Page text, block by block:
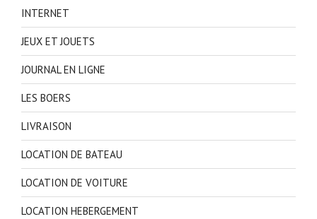
INTERNET
JEUX ET JOUETS
JOURNAL EN LIGNE
LES BOERS
LIVRAISON
LOCATION DE BATEAU
LOCATION DE VOITURE
LOCATION HEBERGEMENT